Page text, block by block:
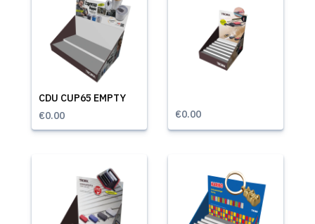
CDU CUP65 EMPTY
€0.00
€0.00